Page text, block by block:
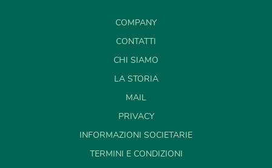
COMPANY
CONTATTI
CHI SIAMO
LA STORIA
MAIL
PRIVACY
INFORMAZIONI SOCIETARIE
TERMINI E CONDIZIONI